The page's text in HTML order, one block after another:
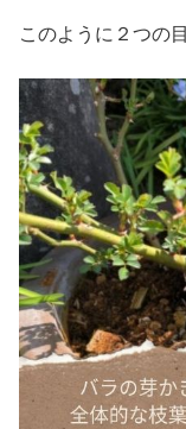
このように２つの